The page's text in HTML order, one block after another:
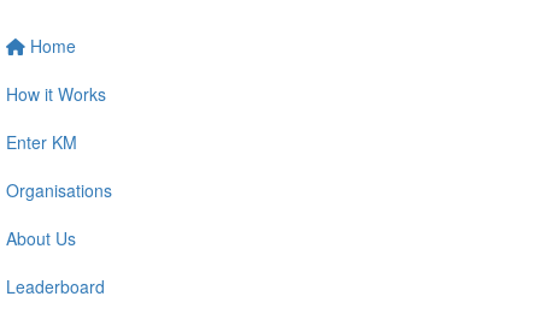
Home
How it Works
Enter KM
Organisations
About Us
Leaderboard